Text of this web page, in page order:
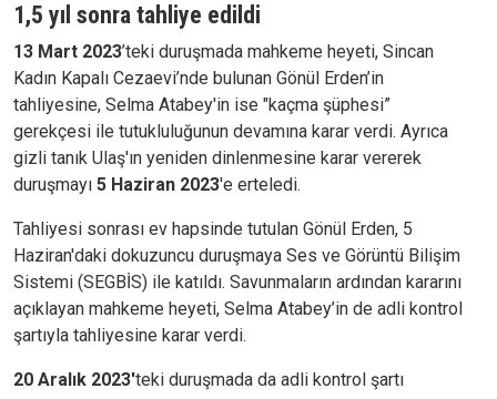
1,5 yıl sonra tahliye edildi
13 Mart 2023’teki duruşmada mahkeme heyeti, Sincan
Kadın Kapalı Cezaevi’nde bulunan Gönül Erden’in
tahliyesine, Selma Atabey'in ise "kaçma şüphesi”
gerekçesi ile tutukluluğunun devamına karar verdi. Ayrıca
gizli tanık Ulaş'ın yeniden dinlenmesine karar vererek
duruşmayı 5 Haziran 2023'e erteledi.
Tahliyesi sonrası ev hapsinde tutulan Gönül Erden, 5
Haziran'daki dokuzuncu duruşmaya Ses ve Görüntü Bilişim
Sistemi (SEGBİS) ile katıldı. Savunmaların ardından kararını
açıklayan mahkeme heyeti, Selma Atabey’in de adli kontrol
şartıyla tahliyesine karar verdi.
20 Aralık 2023'teki duruşmada da adli kontrol şartı